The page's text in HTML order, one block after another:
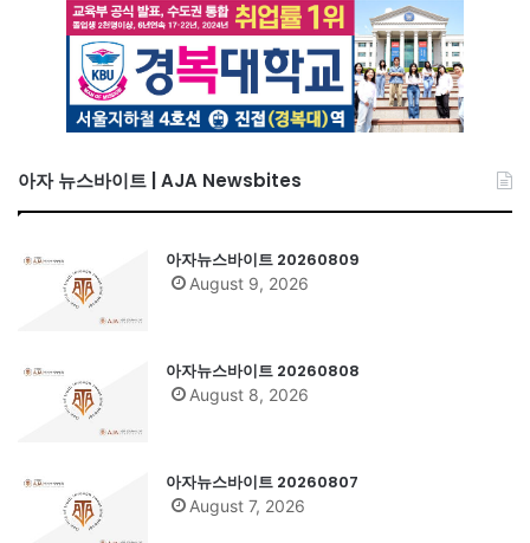
아자 뉴스바이트 | AJA Newsbites
아자뉴스바이트 20260809
August 9, 2026
아자뉴스바이트 20260808
August 8, 2026
아자뉴스바이트 20260807
August 7, 2026